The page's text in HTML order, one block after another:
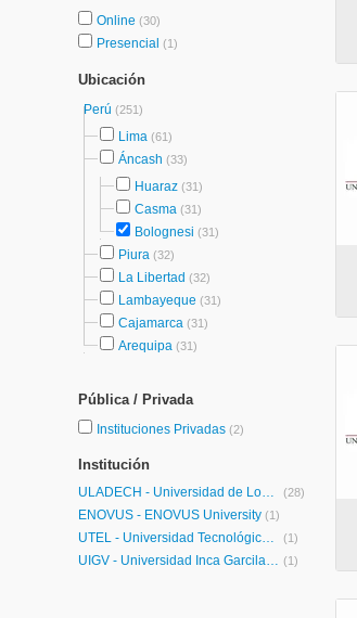
Online (30)
Presencial (1)
Ubicación
Perú (251)
Lima (61)
Áncash (33)
Huaraz (31)
Casma (31)
Bolognesi (31)
Piura (32)
La Libertad (32)
Lambayeque (31)
Cajamarca (31)
Arequipa (31)
Pública / Privada
Instituciones Privadas (2)
Institución
ULADECH - Universidad de Los Angeles de Chimbote (28)
ENOVUS - ENOVUS University (1)
UTEL - Universidad Tecnológica Latinoamericana en Línea Perú (1)
UIGV - Universidad Inca Garcilaso de la Vega (1)